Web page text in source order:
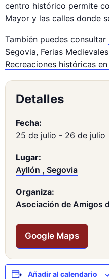
centro histórico permite
Mayor y las calles donde
También puedes consultar
Segovia, Ferias
Recreaciones históricas en
Detalles
Fecha:
25 de julio - 26 de julio
Lugar:
Ayllón , Segovia
Organiza:
Asociación de Amigos
Google Maps
Añadir al calendario